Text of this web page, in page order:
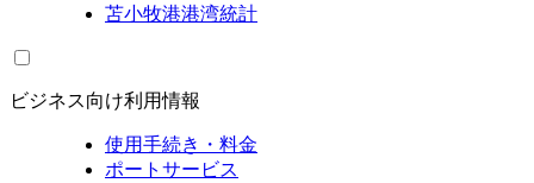
苫小牧港港湾統計
ビジネス向け利用情報
使用手続き・料金
ポートサービス